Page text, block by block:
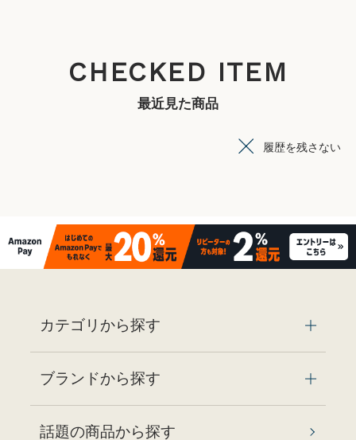
CHECKED ITEM
最近見た商品
履歴を残さない
カテゴリから探す
ブランドから探す
話題の商品から探す